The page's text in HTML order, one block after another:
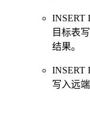
INSERT
目标表
结果。
INSERT
写入远